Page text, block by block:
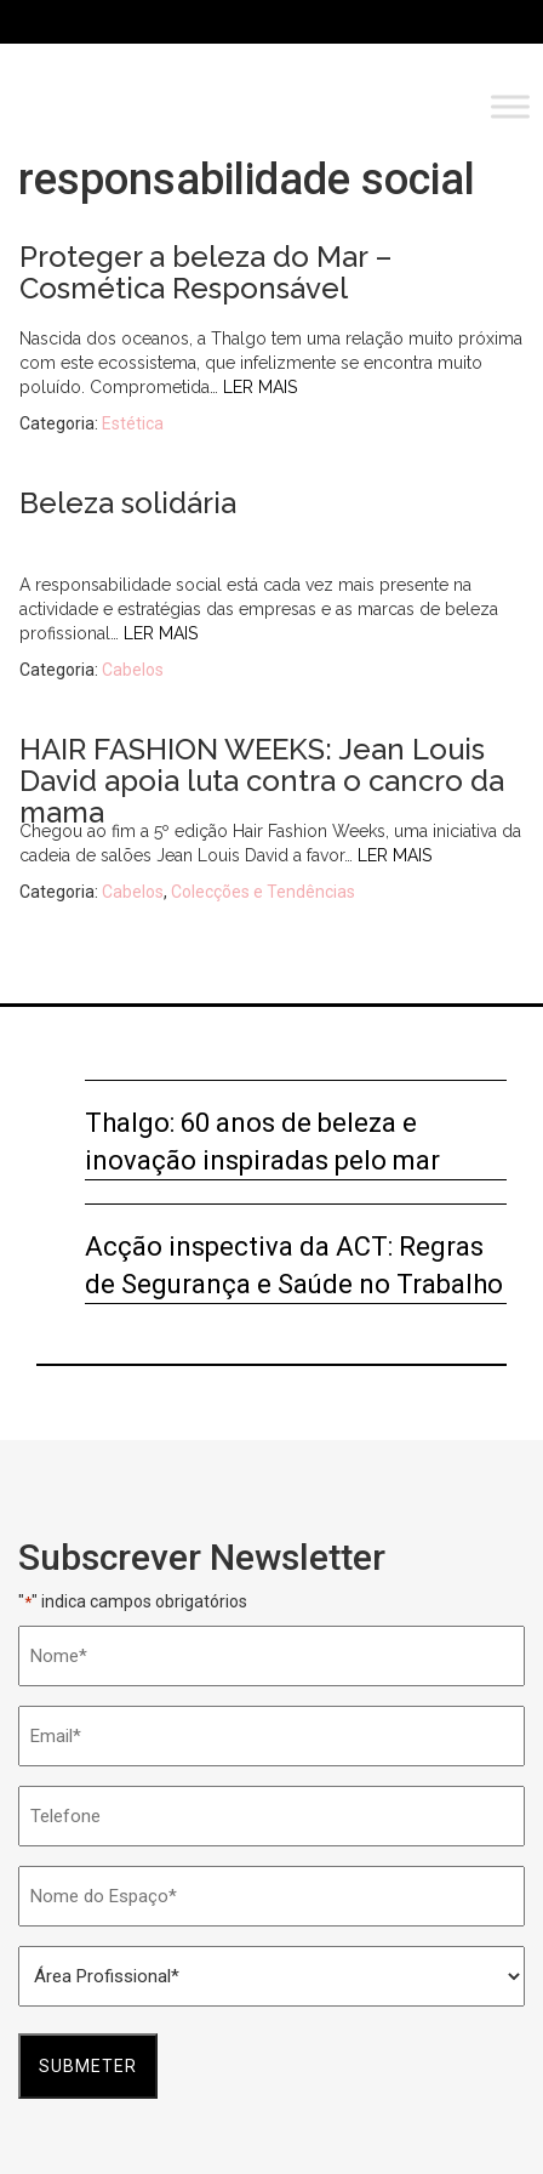
responsabilidade social
Proteger a beleza do Mar –
Cosmética Responsável
Nascida dos oceanos, a Thalgo tem uma relação muito próxima
com este ecossistema, que infelizmente se encontra muito
poluído. Comprometida…
LER MAIS
Categoria: Estética
Beleza solidária
A responsabilidade social está cada vez mais presente na
actividade e estratégias das empresas e as marcas de beleza
profissional…
LER MAIS
Categoria: Cabelos
HAIR FASHION WEEKS: Jean Louis
David apoia luta contra o cancro da
mama
Chegou ao fim a 5º edição Hair Fashion Weeks, uma iniciativa da
cadeia de salões Jean Louis David a favor…
LER MAIS
Categoria: Cabelos, Colecções e Tendências
Thalgo: 60 anos de beleza e
inovação inspiradas pelo mar
Acção inspectiva da ACT: Regras
de Segurança e Saúde no Trabalho
Subscrever Newsletter
"*" indica campos obrigatórios
do
Espaço
Profissional
*